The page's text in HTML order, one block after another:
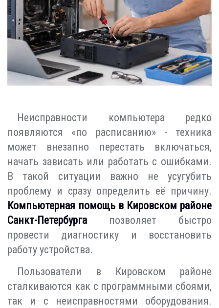
Неисправности компьютера редко
появляются «по расписанию» - техника
может внезапно перестать включаться,
начать зависать или работать с ошибками.
В такой ситуации важно не усугубить
проблему и сразу определить её причину.
Компьютерная помощь в Кировском районе
Санкт-Петербургапозволяет быстро
провести диагностику и восстановить
работу устройства.
Пользователи в Кировском районе
сталкиваются как с программными сбоями,
так и с неисправностями оборудования.